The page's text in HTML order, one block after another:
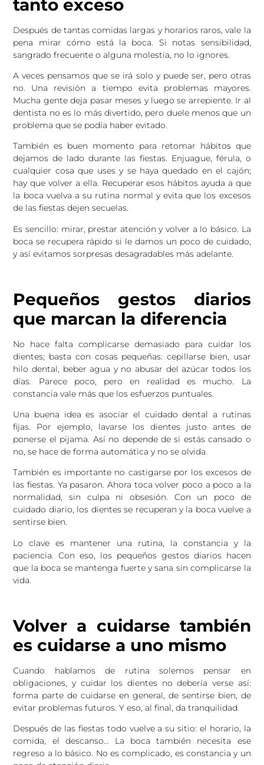
tanto exceso
Después de tantas comidas largas y horarios raros, vale la
pena mirar cómo está la boca. Si notas sensibilidad,
sangrado frecuente o alguna molestia, no lo ignores.
A veces pensamos que se irá solo y puede ser, pero otras
no. Una revisión a tiempo evita problemas mayores.
Mucha gente deja pasar meses y luego se arrepiente. Ir al
dentista no es lo más divertido, pero duele menos que un
problema que se podía haber evitado.
También es buen momento para retomar hábitos que
dejamos de lado durante las fiestas. Enjuague, férula, o
cualquier cosa que uses y se haya quedado en el cajón;
hay que volver a ella. Recuperar esos hábitos ayuda a que
la boca vuelva a su rutina normal y evita que los excesos
de las fiestas dejen secuelas.
Es sencillo: mirar, prestar atención y volver a lo básico. La
boca se recupera rápido si le damos un poco de cuidado,
y así evitamos sorpresas desagradables más adelante.
Pequeños gestos diarios
que marcan la diferencia
No hace falta complicarse demasiado para cuidar los
dientes; basta con cosas pequeñas: cepillarse bien, usar
hilo dental, beber agua y no abusar del azúcar todos los
días. Parece poco, pero en realidad es mucho. La
constancia vale más que los esfuerzos puntuales.
Una buena idea es asociar el cuidado dental a rutinas
fijas. Por ejemplo, lavarse los dientes justo antes de
ponerse el pijama. Así no depende de si estás cansado o
no, se hace de forma automática y no se olvida.
También es importante no castigarse por los excesos de
las fiestas. Ya pasaron. Ahora toca volver poco a poco a la
normalidad, sin culpa ni obsesión. Con un poco de
cuidado diario, los dientes se recuperan y la boca vuelve a
sentirse bien.
Lo clave es mantener una rutina, la constancia y la
paciencia. Con eso, los pequeños gestos diarios hacen
que la boca se mantenga fuerte y sana sin complicarse la
vida.
Volver a cuidarse también
es cuidarse a uno mismo
Cuando hablamos de rutina solemos pensar en
obligaciones, y cuidar los dientes no debería verse así:
forma parte de cuidarse en general, de sentirse bien, de
evitar problemas futuros. Y eso, al final, da tranquilidad.
Después de las fiestas todo vuelve a su sitio: el horario, la
comida, el descanso… La boca también necesita ese
regreso a lo básico. No es complicado, es constancia y un